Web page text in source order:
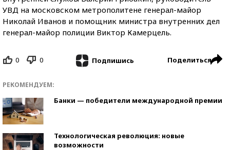
УВД на московском метрополитене генерал-майор
Николай Иванов и помощник министра внутренних дел
генерал-майор полиции Виктор Камерцель.
0 0 Подпишись Поделиться
РЕКОМЕНДУЕМ:
Банки — победители международной премии
Технологическая революция: новые
возможности